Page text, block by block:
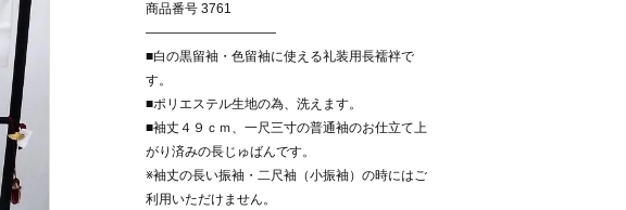
商品番号 3761
――――――――――
■白の黒留袖・色留袖に使える礼装用長襦袢で
す。
■ポリエステル生地の為、洗えます。
■袖丈４９ｃｍ、一尺三寸の普通袖のお仕立て上
がり済みの長じゅばんです。
※袖丈の長い振袖・二尺袖（小振袖）の時にはご
利用いただけません。